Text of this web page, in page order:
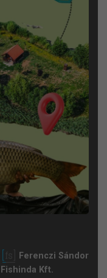
Ferenczi Sándor
Fishinda Kft.